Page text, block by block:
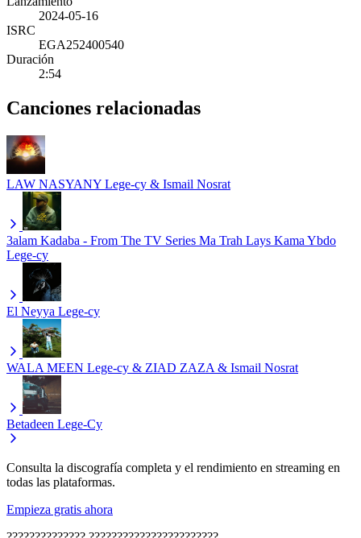
2024-05-16
ISRC
EGA252400540
Duración
2:54
Canciones relacionadas
LAW NASYANY Lege-cy & Ismail Nosrat
3alam Kadaba - From The TV Series Ma Trah Lays Kama Ybdo
Lege-cy
El Neyya Lege-cy
WALA MEEN Lege-cy & ZIAD ZAZA & Ismail Nosrat
Betadeen Lege-Cy
Consulta la discografía completa y el rendimiento en streaming en
todas las plataformas.
Empieza gratis ahora